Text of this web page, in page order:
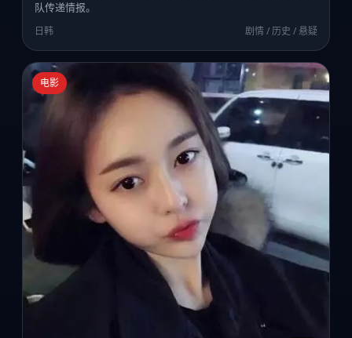
队传递情报。
日韩 剧情 / 历史 / 悬疑
电影